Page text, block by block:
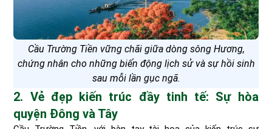
Cầu Trường Tiền vững chãi giữa dòng sông Hương,
chứng nhân cho những biến động lịch sử và sự hồi sinh
sau mỗi lần gục ngã.
2. Vẻ đẹp kiến trúc đầy tinh tế: Sự hòa
quyện Đông và Tây